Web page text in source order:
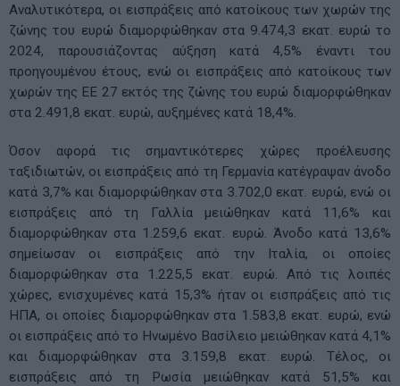
Αναλυτικότερα, οι εισπράξεις από κατοίκους των χωρών της
ζώνης του ευρώ διαμορφώθηκαν στα 9.474,3 εκατ. ευρώ το
2024, παρουσιάζοντας αύξηση κατά 4,5% έναντι του
προηγουμένου έτους, ενώ οι εισπράξεις από κατοίκους των
χωρών της ΕΕ 27 εκτός της ζώνης του ευρώ διαμορφώθηκαν
στα 2.491,8 εκατ. ευρώ, αυξημένες κατά 18,4%.
Όσον αφορά τις σημαντικότερες χώρες προέλευσης
ταξιδιωτών, οι εισπράξεις από τη Γερμανία κατέγραψαν άνοδο
κατά 3,7% και διαμορφώθηκαν στα 3.702,0 εκατ. ευρώ, ενώ οι
εισπράξεις από τη Γαλλία μειώθηκαν κατά 11,6% και
διαμορφώθηκαν στα 1.259,6 εκατ. ευρώ. Άνοδο κατά 13,6%
σημείωσαν οι εισπράξεις από την Ιταλία, οι οποίες
διαμορφώθηκαν στα 1.225,5 εκατ. ευρώ. Από τις λοιπές
χώρες, ενισχυμένες κατά 15,3% ήταν οι εισπράξεις από τις
ΗΠΑ, οι οποίες διαμορφώθηκαν στα 1.583,8 εκατ. ευρώ, ενώ
οι εισπράξεις από το Ηνωμένο Βασίλειο μειώθηκαν κατά 4,1%
και διαμορφώθηκαν στα 3.159,8 εκατ. ευρώ. Τέλος, οι
εισπράξεις από τη Ρωσία μειώθηκαν κατά 51,5% και